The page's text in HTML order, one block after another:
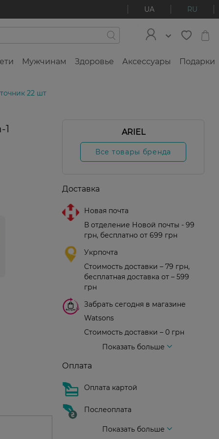
UA RU
Мужчинам Здоровье Аксессуары Подарки
22 шт
1
ARIEL
Все товары бренда
Доставка
Новая почта
В отделение Новой почты - 99
грн, бесплатно от 699 грн
Укрпочта
Стоимость доставки – 79 грн,
бесплатная доставка от – 599
грн
Забрать сегодня в магазине
Watsons
Стоимость доставки – 0 грн
Показать больше
Оплата
Оплата картой
Послеоплата
Показать больше